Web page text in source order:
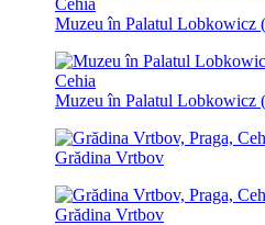
Muzeu în Palatul Lobkowicz
Muzeu în Palatul Lobkowicz
Grădina Vrtbov
Grădina Vrtbov